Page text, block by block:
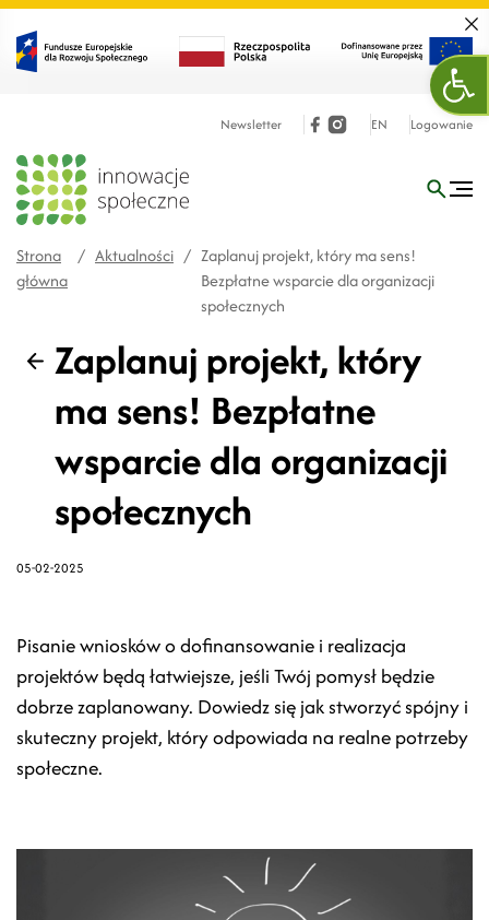
Newsletter EN Logowanie
Strona
główna
/ Aktualności / Zaplanuj projekt, który ma sens!
Bezpłatne wsparcie dla organizacji
społecznych
Wstecz
Zaplanuj projekt, który
ma sens! Bezpłatne
wsparcie dla organizacji
społecznych
05-02-2025
Pisanie wniosków o dofinansowanie i realizacja
projektów będą łatwiejsze, jeśli Twój pomysł będzie
dobrze zaplanowany. Dowiedz się jak stworzyć spójny i
skuteczny projekt, który odpowiada na realne potrzeby
społeczne.